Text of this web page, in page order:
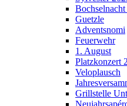
Guetzle
Adventsnomi
Feuerwehr
1. August
Platzkonzert
Veloplausch
Grillstelle